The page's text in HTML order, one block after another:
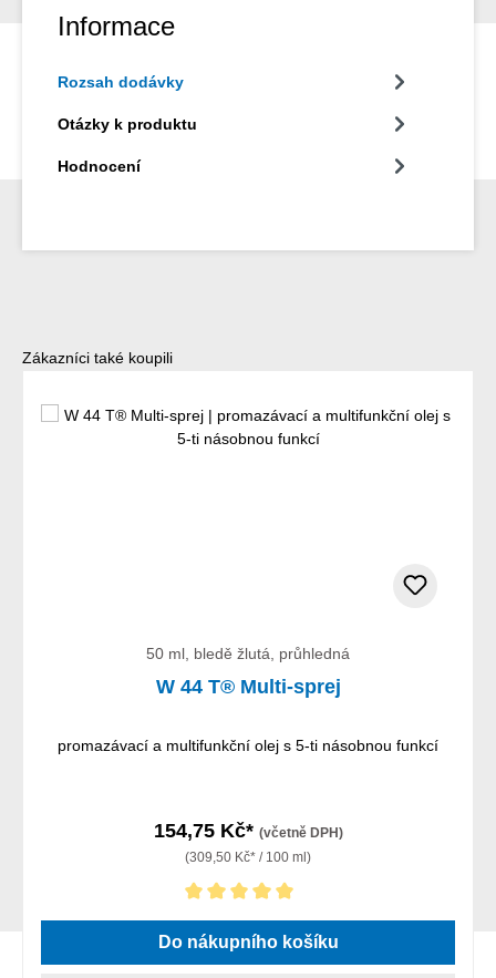
Informace
Rozsah dodávky
Otázky k produktu
Hodnocení
Přeskočit galerii produktů
Zákazníci také koupili
50 ml, bledě žlutá, průhledná
W 44 T® Multi-sprej
promazávací a multifunkční olej s 5-ti násobnou funkcí
154,75 Kč* (včetně DPH)
(309,50 Kč* / 100 ml)
Průměrné hodnocení 5 z 5 hvězd
Do nákupního košíku